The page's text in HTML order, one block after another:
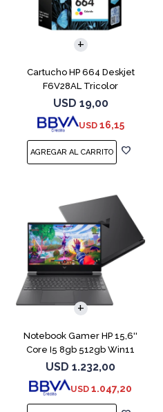
Cartucho HP 664 Deskjet
F6V28AL Tricolor
USD 19,00
USD 16,15
Notebook Gamer HP 15,6''
Core I5 8gb 512gb Win11
Rtx3050
USD 1.232,00
USD 1.047,20
COMPARAR